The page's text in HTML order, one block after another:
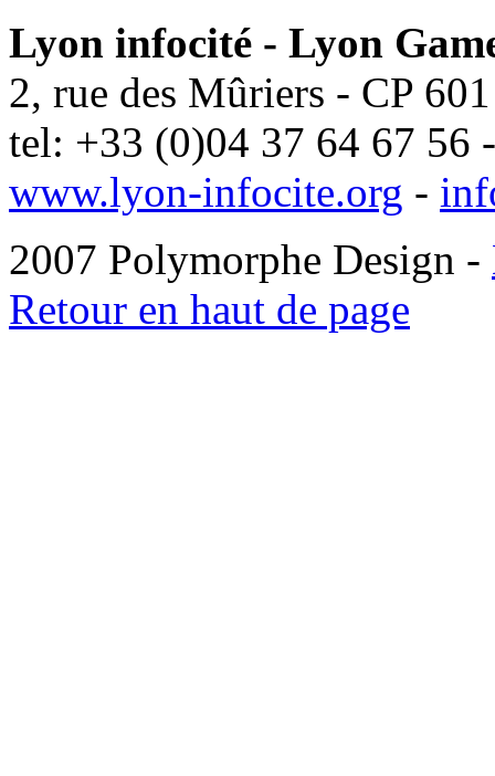
Lyon infocité - Lyon
2, rue des Mûriers - CP
tel: +33 (0)04 37 64 67 56
www.lyon-infocite.org -
2007 Polymorphe Design -
Retour en haut de page